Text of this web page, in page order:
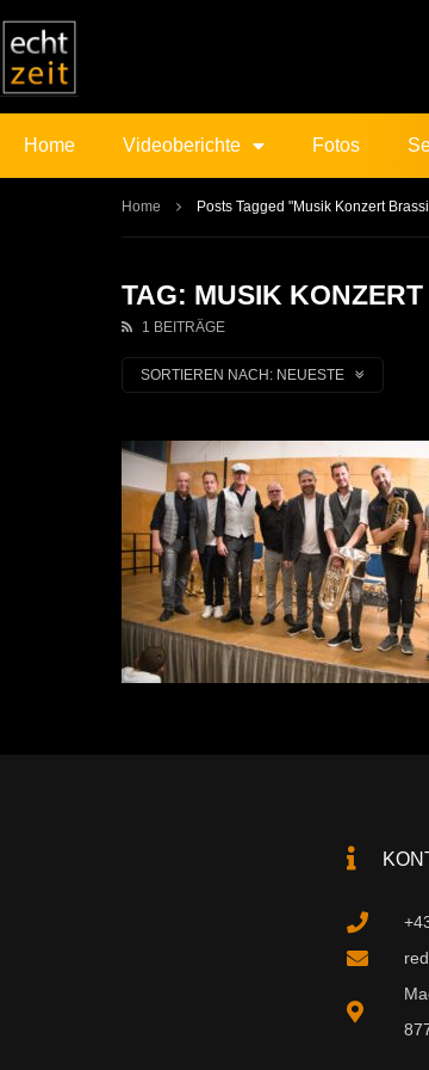
Home Videoberichte Fotos
Home Posts Tagged "Musik Konzert
TAG: MUSIK
1 BEITRÄGE
SORTIEREN NACH: NEUESTE